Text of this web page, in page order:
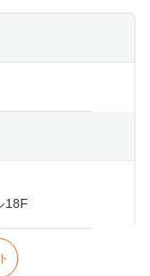
18F